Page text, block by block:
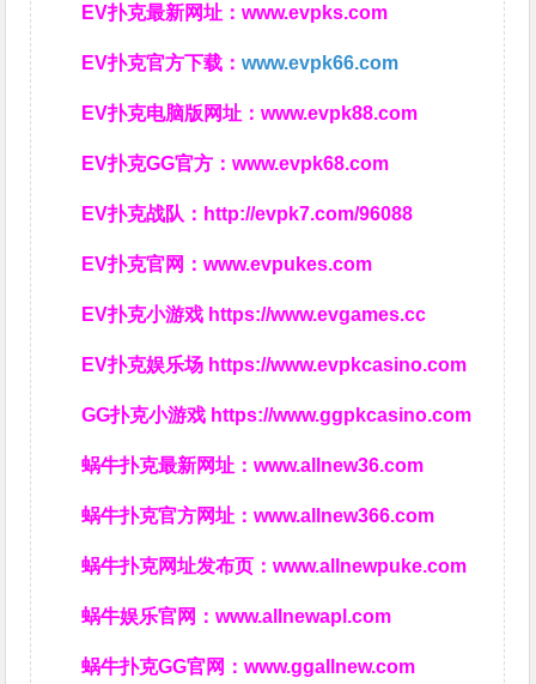
EV扑克最新网址：www.evpks.com
EV扑克官方下载：www.evpk66.com
EV扑克电脑版网址：www.evpk88.com
EV扑克GG官方：www.evpk68.com
EV扑克战队： http://evpk7.com/96088
EV扑克官网：www.evpukes.com
EV扑克小游戏 https://www.evgames.cc
EV扑克娱乐场 https://www.evpkcasino.com
GG扑克小游戏 https://www.ggpkcasino.com
蜗牛扑克最新网址：www.allnew36.com
蜗牛扑克官方网址：www.allnew366.com
蜗牛扑克网址发布页：www.allnewpuke.com
蜗牛娱乐官网：www.allnewapl.com
蜗牛扑克GG官网：www.ggallnew.com